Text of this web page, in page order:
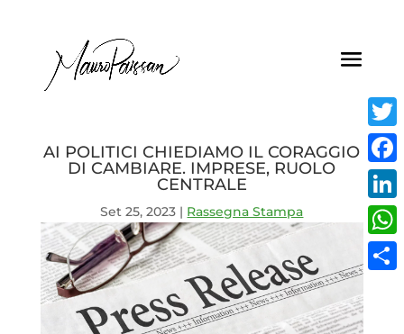
AI POLITICI CHIEDIAMO IL CORAGGIO
DI CAMBIARE. IMPRESE, RUOLO
CENTRALE
Set 25, 2023 | Rassegna Stampa